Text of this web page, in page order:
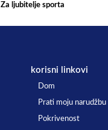
Za ljubitelje sporta
korisni linkovi
Dom
Prati moju narudžbu
Pokrivenost